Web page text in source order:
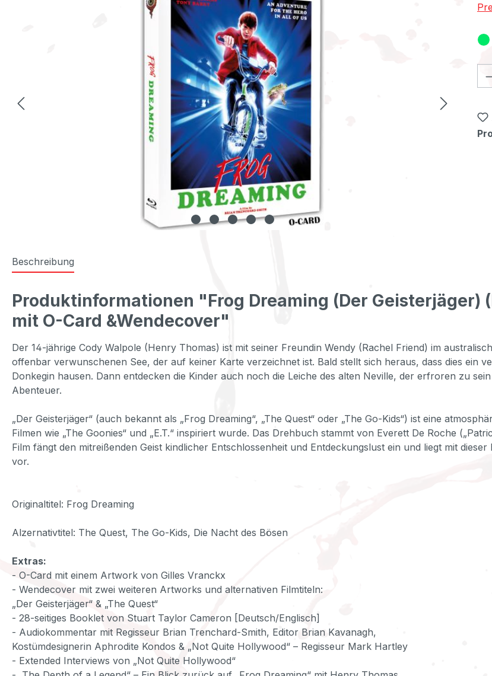
Beschreibung
Produktinformationen "Frog Dreaming (Der Geisterjäger)
mit O-Card &Wendecover"
Der 14-jährige Cody Walpole (Henry Thomas) ist mit seiner Freundin Wendy (Rachel Friend) im
offenbar verwunschenen See, der auf keiner Karte verzeichnet ist. Bald stellt sich heraus, dass dies ein
Donkegin hausen. Dann entdecken die Kinder auch noch die Leiche des alten Neville, der erfroren zu
Abenteuer.
„Der Geisterjäger“ (auch bekannt als „Frog Dreaming“, „The Quest“ oder „The Go-Kids“) ist eine
Filmen wie „The Goonies“ und „E.T.“ inspiriert wurde. Das Drehbuch stammt von Everett De Roche
Film fängt den mitreißenden Geist kindlicher Entschlossenheit und Entdeckungslust ein und liegt mit
vor.
Originaltitel: Frog Dreaming
Alzernativtitel: The Quest, The Go-Kids, Die Nacht des Bösen
Extras:
- O-Card mit einem Artwork von Gilles Vranckx
- Wendecover mit zwei weiteren Artworks und alternativen Filmtiteln:
„Der Geisterjäger“ & „The Quest“
- 28-seitiges Booklet von Stuart Taylor Cameron [Deutsch/Englisch]
- Audiokommentar mit Regisseur Brian Trenchard-Smith, Editor Brian Kavanagh,
Kostümdesignerin Aphrodite Kondos & „Not Quite Hollywood“ – Regisseur Mark Hartley
- Extended Interviews von „Not Quite Hollywood“